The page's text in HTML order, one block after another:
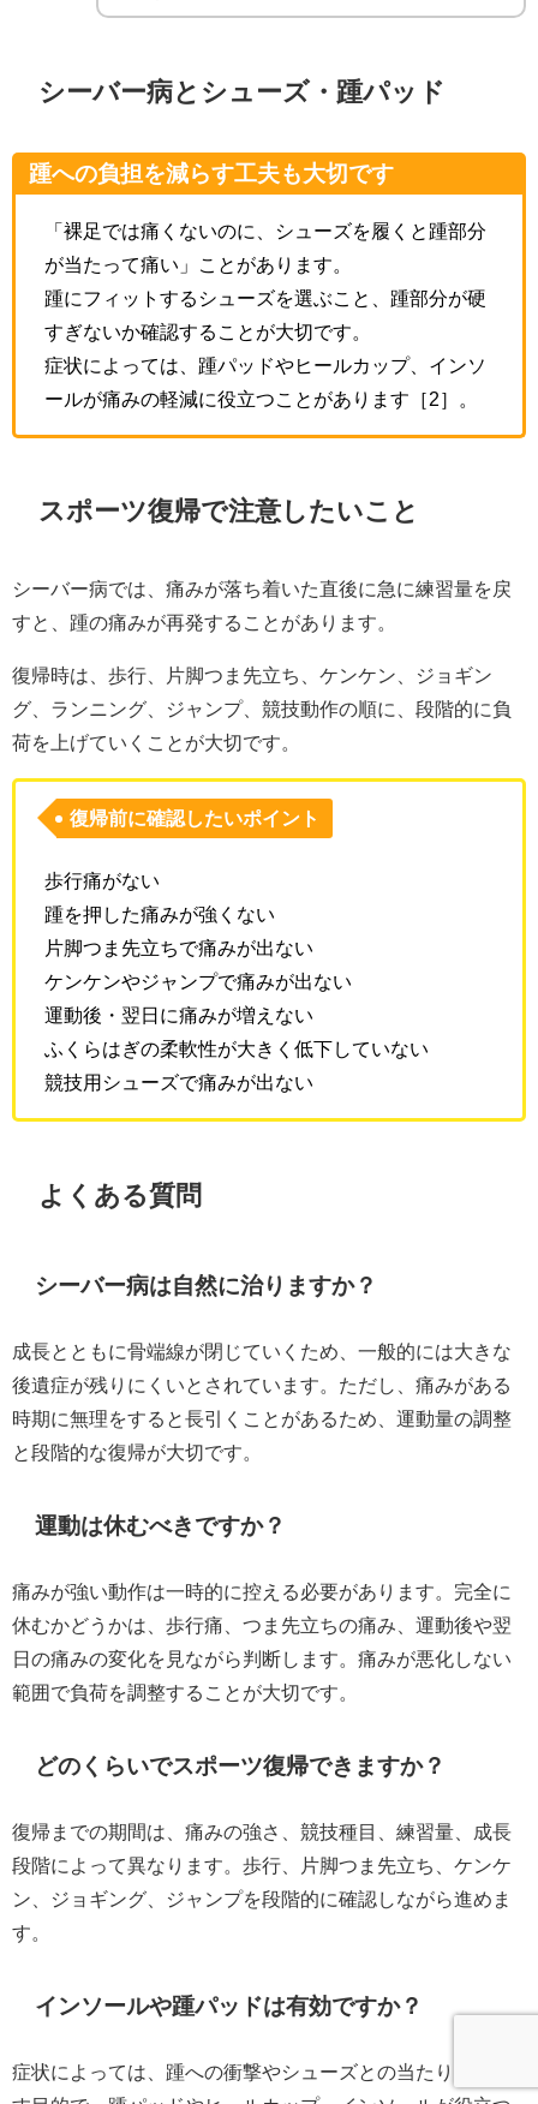
シーバー病とシューズ・踵パッド
踵への負担を減らす工夫も大切です
「裸足では痛くないのに、シューズを履くと踵部分
が当たって痛い」ことがあります。
踵にフィットするシューズを選ぶこと、踵部分が硬
すぎないか確認することが大切です。
症状によっては、踵パッドやヒールカップ、インソ
ールが痛みの軽減に役立つことがあります［2］。
スポーツ復帰で注意したいこと
シーバー病では、痛みが落ち着いた直後に急に練習量を戻
すと、踵の痛みが再発することがあります。
復帰時は、歩行、片脚つま先立ち、ケンケン、ジョギン
グ、ランニング、ジャンプ、競技動作の順に、段階的に負
荷を上げていくことが大切です。
復帰前に確認したいポイント
歩行痛がない
踵を押した痛みが強くない
片脚つま先立ちで痛みが出ない
ケンケンやジャンプで痛みが出ない
運動後・翌日に痛みが増えない
ふくらはぎの柔軟性が大きく低下していない
競技用シューズで痛みが出ない
よくある質問
シーバー病は自然に治りますか？
成長とともに骨端線が閉じていくため、一般的には大きな
後遺症が残りにくいとされています。ただし、痛みがある
時期に無理をすると長引くことがあるため、運動量の調整
と段階的な復帰が大切です。
運動は休むべきですか？
痛みが強い動作は一時的に控える必要があります。完全に
休むかどうかは、歩行痛、つま先立ちの痛み、運動後や翌
日の痛みの変化を見ながら判断します。痛みが悪化しない
範囲で負荷を調整することが大切です。
どのくらいでスポーツ復帰できますか？
復帰までの期間は、痛みの強さ、競技種目、練習量、成長
段階によって異なります。歩行、片脚つま先立ち、ケンケ
ン、ジョギング、ジャンプを段階的に確認しながら進めま
す。
インソールや踵パッドは有効ですか？
症状によっては、踵への衝撃やシューズとの当たりを減ら